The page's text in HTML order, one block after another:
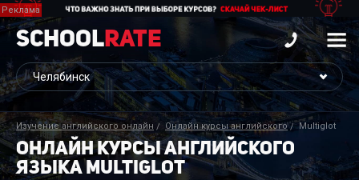
School Rate
Изучение английского онлайн Онлайн курсы английского Multiglot
ОНЛАЙН КУРСЫ АНГЛИЙСКОГО
ЯЗЫКА MULTIGLOT